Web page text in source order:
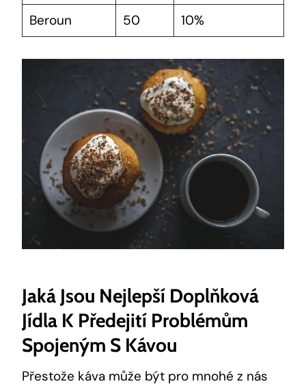
Beroun
50 10%
Jaká Jsou Nejlepší Doplňková
Jídla K Předejití Problémům
Spojeným S Kávou
Přestože káva může být pro mnohé z nás